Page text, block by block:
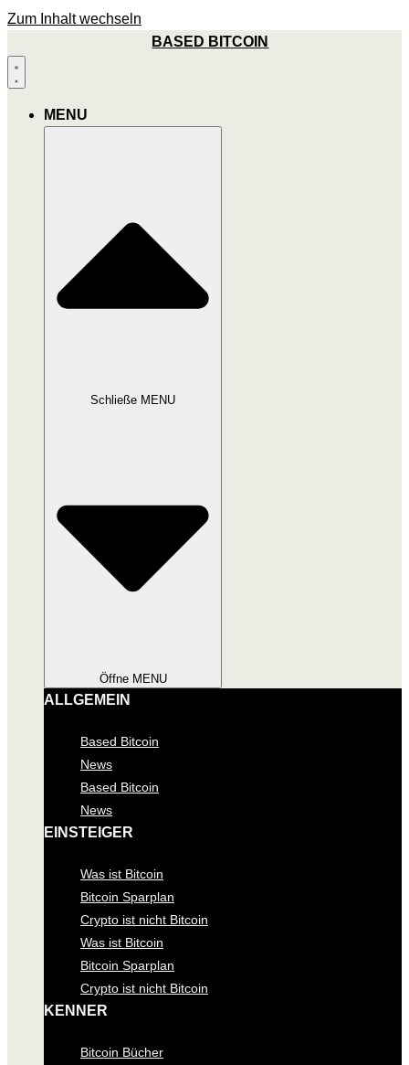
Zum Inhalt wechseln
BASED BITCOIN
MENU
Schließe MENU
Öffne MENU
ALLGEMEIN
Based Bitcoin
News
Based Bitcoin
News
EINSTEIGER
Was ist Bitcoin
Bitcoin Sparplan
Crypto ist nicht Bitcoin
Was ist Bitcoin
Bitcoin Sparplan
Crypto ist nicht Bitcoin
KENNER
Bitcoin Bücher